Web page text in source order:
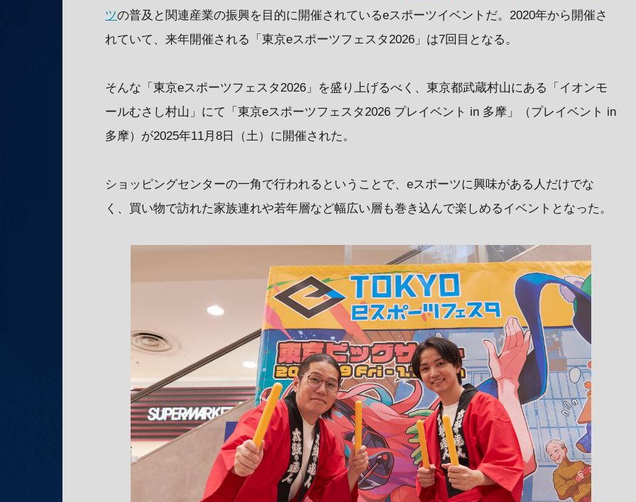
ツの普及と関連産業の振興を目的に開催されているeスポーツイベントだ。2020年から開催さ
れていて、来年開催される「東京eスポーツフェスタ2026」は7回目となる。
そんな「東京eスポーツフェスタ2026」を盛り上げるべく、東京都武蔵村山にある「イオンモ
ールむさし村山」にて「東京eスポーツフェスタ2026 プレイベント in 多摩」（プレイベント in
多摩）が2025年11月8日（土）に開催された。
ショッピングセンターの一角で行われるということで、eスポーツに興味がある人だけでな
く、買い物で訪れた家族連れや若年層など幅広い層も巻き込んで楽しめるイベントとなった。